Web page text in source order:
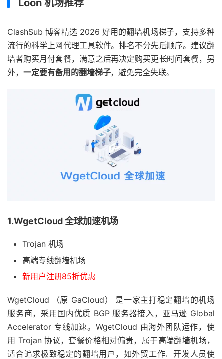
Loon 机场推荐
ClashSub 博客精选 2026 好用的翻墙机场梯子，支持多种
流行的科学上网代理工具软件。排名不分先后顺序。建议翻
墙者购买月付套餐，满意之后再决定购买更长时间套餐，另
外， 一定要有备用的翻墙梯子，避免完全失联。
1.WgetCloud 全球加速机场
Trojan 机场
高端专线翻墙机场
新用户注册85折优惠
WgetCloud （原 GaCloud） 是一家主打稳定翻墙的机场
服务商，采用国内优质 BGP 服务器接入，亚马逊 Global
Accelerator 专线加速。WgetCloud 由海外团队运作，使
用 Trojan 协议，套餐价格相对偏贵，属于高端翻墙机场，
适合追求极致稳定的翻墙用户，如外贸工作、开发人员使